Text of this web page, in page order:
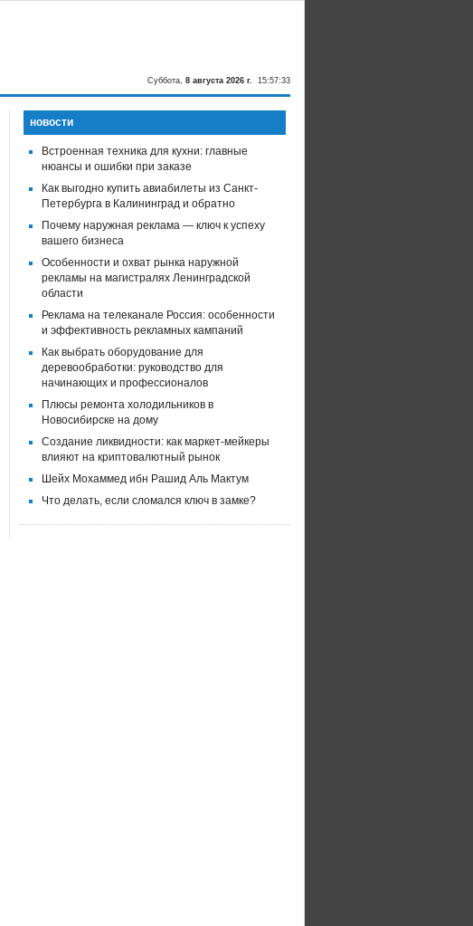
Суббота, 8 августа 2026 г. 15:57:33
новости
Встроенная техника для кухни: главные
нюансы и ошибки при заказе
Как выгодно купить авиабилеты из Санкт-
Петербурга в Калининград и обратно
Почему наружная реклама — ключ к успеху
вашего бизнеса
Особенности и охват рынка наружной
рекламы на магистралях Ленинградской
области
Реклама на телеканале Россия: особенности
и эффективность рекламных кампаний
Как выбрать оборудование для
деревообработки: руководство для
начинающих и профессионалов
Плюсы ремонта холодильников в
Новосибирске на дому
Создание ликвидности: как маркет-мейкеры
влияют на криптовалютный рынок
Шейх Мохаммед ибн Рашид Аль Мактум
Что делать, если сломался ключ в замке?